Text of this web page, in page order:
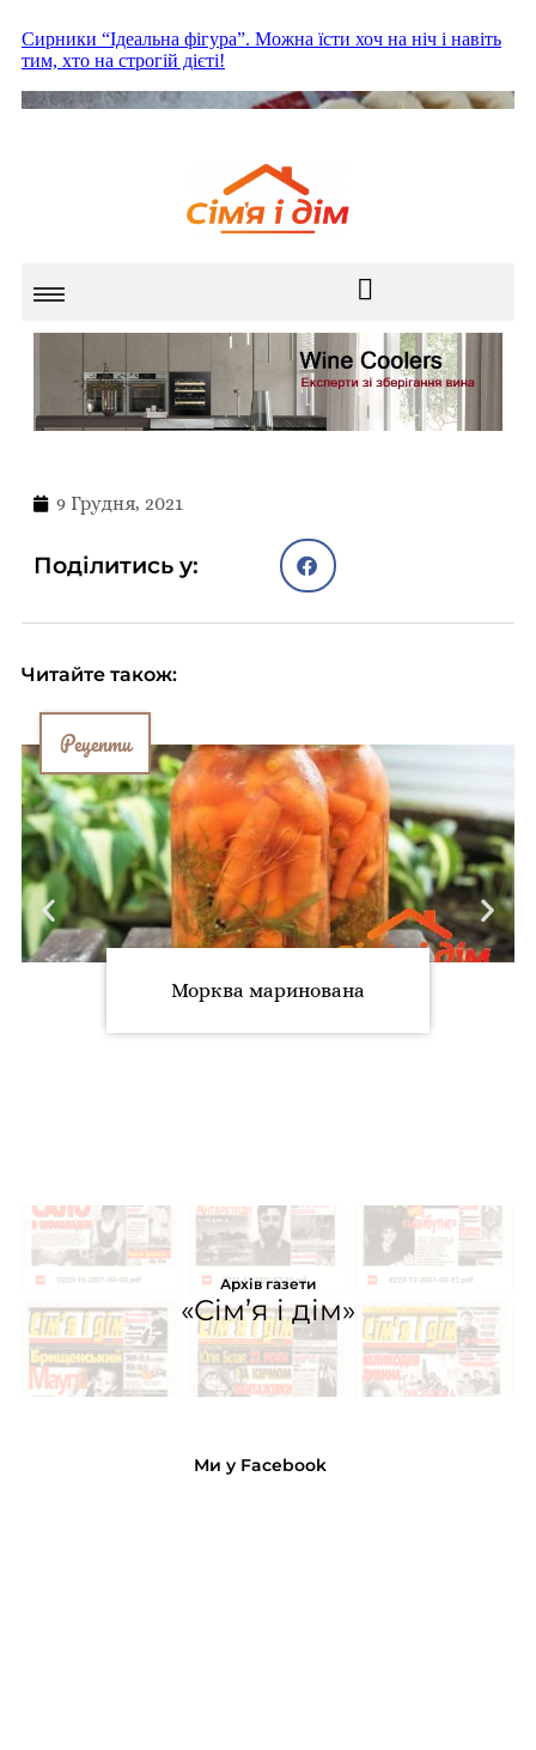
9 Грудня, 2021
Поділитись у:
Читайте також:
Рецепти
Морква маринована
Архів газети
«Сім’я і дім»
Ми у Facebook